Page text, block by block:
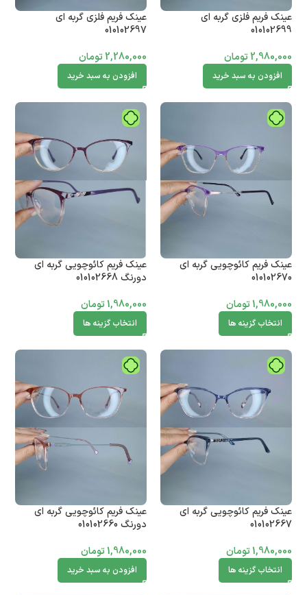
عینک فریم فلزی گربه ای
010102699
2,980,000 تومان
افزودن به سبد خرید
عینک فریم فلزی گربه ای
010102697
2,280,000تومان
افزودن به سبد خرید
عینک فریم کائوچویی گربه ای
010102670
1,980,000تومان
انتخاب گزینه ها
عینک فریم کائوچویی گربه ای
دورنگ 010102668
1,980,000تومان
انتخاب گزینه ها
عینک فریم کائوچویی گربه ای
010102667
1,980,000تومان
انتخاب گزینه ها
عینک فریم کائوچویی گربه ای
دورنگ 010102660
1,980,000تومان
افزودن به سبد خرید